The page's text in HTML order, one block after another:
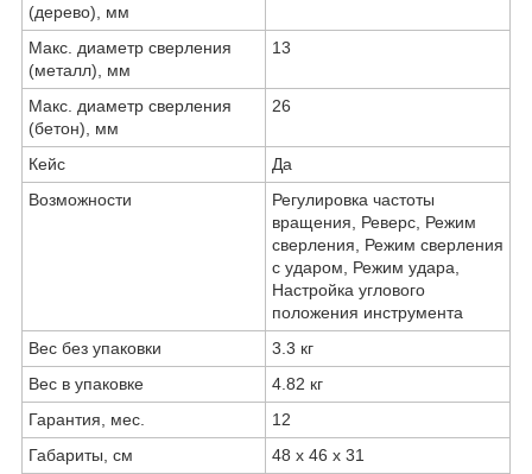
(дерево), мм
Макс. диаметр сверления
(металл), мм
13
Макс. диаметр сверления
(бетон), мм
26
Кейс
Да
Возможности
Регулировка частоты
вращения, Реверс, Режим
сверления, Режим сверления
с ударом, Режим удара,
Настройка углового
положения инструмента
Вес без упаковки
3.3 кг
Вес в упаковке
4.82 кг
Гарантия, мес.
12
Габариты, см
48 х 46 х 31